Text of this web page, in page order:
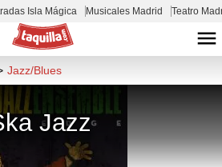
Isla Mágica Musicales Madrid Teatro
Jazz/Blues
Jazz